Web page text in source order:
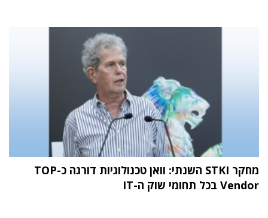
מחקר STKI השנתי: וואן טכנולוגיות דורגה כ-TOP
Vendor בכל תחומי שוק ה-IT